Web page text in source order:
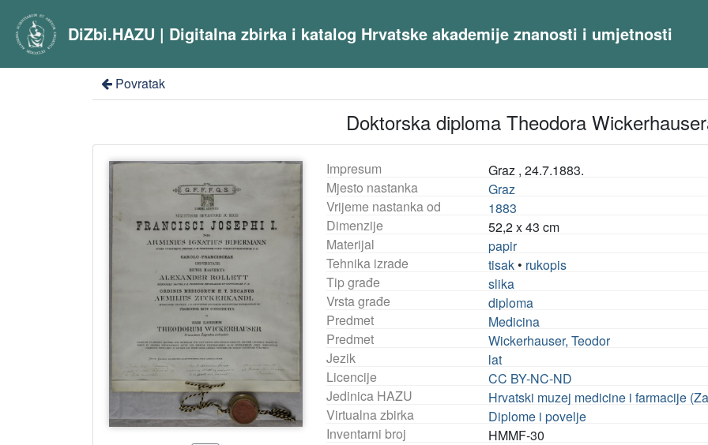
DiZbi.HAZU | Digitalna zbirka i katalog Hrvatske akademije znanosti i umjetnosti
Povratak
Doktorska diploma Theodora
Impresum
Graz , 24.7.1883.
Mjesto nastanka
Graz
Vrijeme nastanka od
1883
Dimenzije
52,2 x 43 cm
Materijal
papir
Tehnika izrade
tisak • rukopis
Tip građe
slika
Vrsta građe
diploma
Predmet
Medicina
Predmet
Wickerhauser, Teodor
Jezik
lat
Licencije
CC BY-NC-ND
Jedinica HAZU
Hrvatski muzej medicine i farmacije
Virtualna zbirka
Diplome i povelje
Inventarni broj
HMMF-30